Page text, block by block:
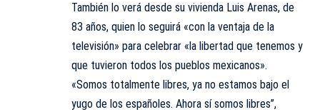
También lo verá desde su vivienda Luis Arenas, de
83 años, quien lo seguirá «con la ventaja de la
televisión» para celebrar «la libertad que tenemos y
que tuvieron todos los pueblos mexicanos».
«Somos totalmente libres, ya no estamos bajo el
yugo de los españoles. Ahora sí somos libres”,